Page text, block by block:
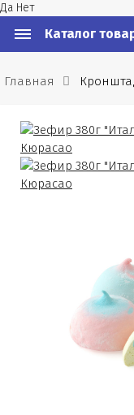
Да Нет
Каталог
Главная